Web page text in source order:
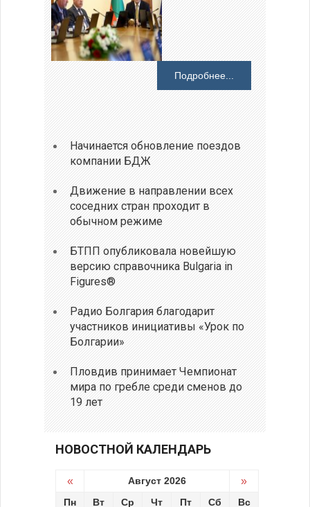
Подробнее...
Начинается обновление поездов
компании БДЖ
Движение в направлении всех
соседних стран проходит в
обычном режиме
БТПП опубликовала новейшую
версию справочника Bulgaria in
Figures®
Радио Болгария благодарит
участников инициативы «Урок по
Болгарии»
Пловдив принимает Чемпионат
мира по гребле среди сменов до
19 лет
НОВОСТНОЙ КАЛЕНДАРЬ
« Август 2026 »
Пн Вт Ср Чт Пт Сб Вс